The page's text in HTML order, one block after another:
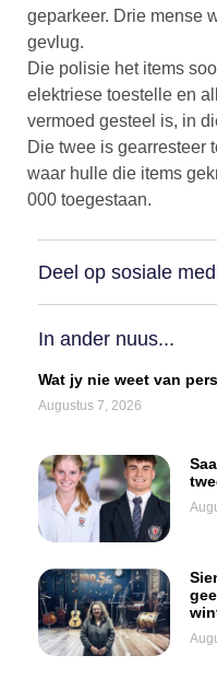
geparkeer. Drie mense
gevlug.
Die polisie het items
elektriese toestelle en
vermoed gesteel is, in
Die twee is gearresteer
waar hulle die items
000 toegestaan.
Deel op sosiale
In ander nuus...
Wat jy nie weet van
Augustus 7, 2026